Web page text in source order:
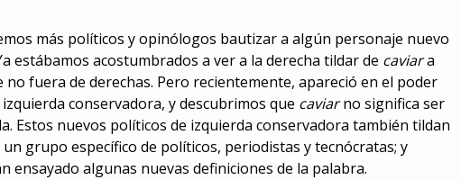
más políticos y opinólogos bautizar a algún personaje nuevo
estábamos acostumbrados a ver a la derecha tildar de caviara
no fuera de derechas. Pero recientemente, apareció en el poder
conservadora, y descubrimos que caviarno significa ser
Estos nuevos políticos de izquierda conservadora también tildan
grupo específico de políticos, periodistas y tecnócratas; y
ensayado algunas nuevas definiciones de la palabra.